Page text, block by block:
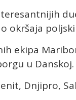
okršaja
ekipa
u Danskoj.
Dnjipro,